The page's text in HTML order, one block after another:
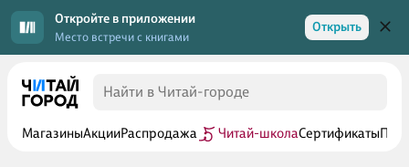
Откройте в приложении
Место встречи с книгами
Открыть
МагазиныАкцииРаспродажа Читай-школаСертификаты